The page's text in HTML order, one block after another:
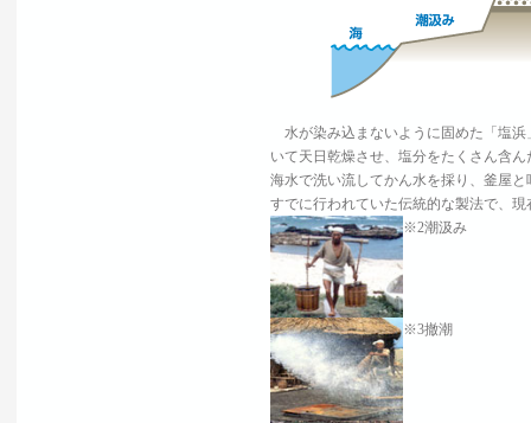
水が染み込まないように固めた「塩
いて天日乾燥させ、塩分をたくさん含
海水で洗い流してかん水を採り、釜屋
すでに行われていた伝統的な製法で、
※2潮汲み
※3撤潮